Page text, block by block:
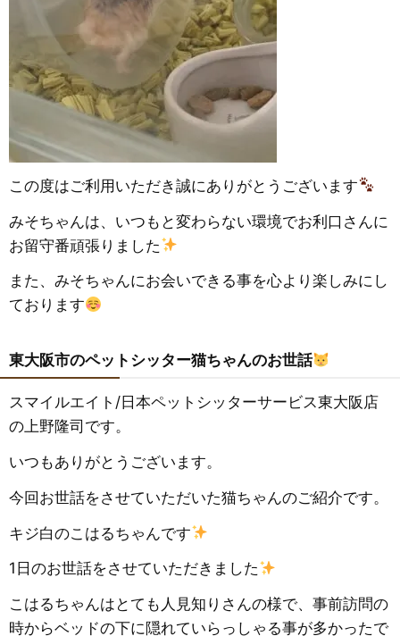
この度はご利用いただき誠にありがとうございます
みそちゃんは、いつもと変わらない環境でお利口さんに
お留守番頑張りました
また、みそちゃんにお会いできる事を心より楽しみにし
ております
東大阪市のペットシッター猫ちゃんのお世話
スマイルエイト / 日本ペットシッターサービス東大阪店
の上野隆司です。
いつもありがとうございます。
今回お世話をさせていただいた猫ちゃんのご紹介です。
キジ白のこはるちゃんです
1日のお世話をさせていただきました
こはるちゃんはとても人見知りさんの様で、事前訪問の
時からベッドの下に隠れていらっしゃる事が多かったで